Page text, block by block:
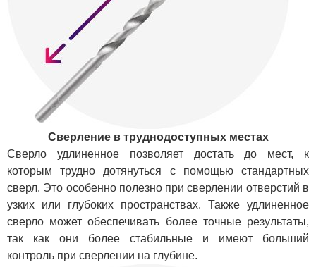
Сверление в труднодоступных местах
Сверло удлиненное позволяет достать до мест, к
которым трудно дотянуться с помощью стандартных
сверл. Это особенно полезно при сверлении отверстий в
узких или глубоких пространствах. Также удлиненное
сверло может обеспечивать более точные результаты,
так как они более стабильные и имеют больший
контроль при сверлении на глубине.